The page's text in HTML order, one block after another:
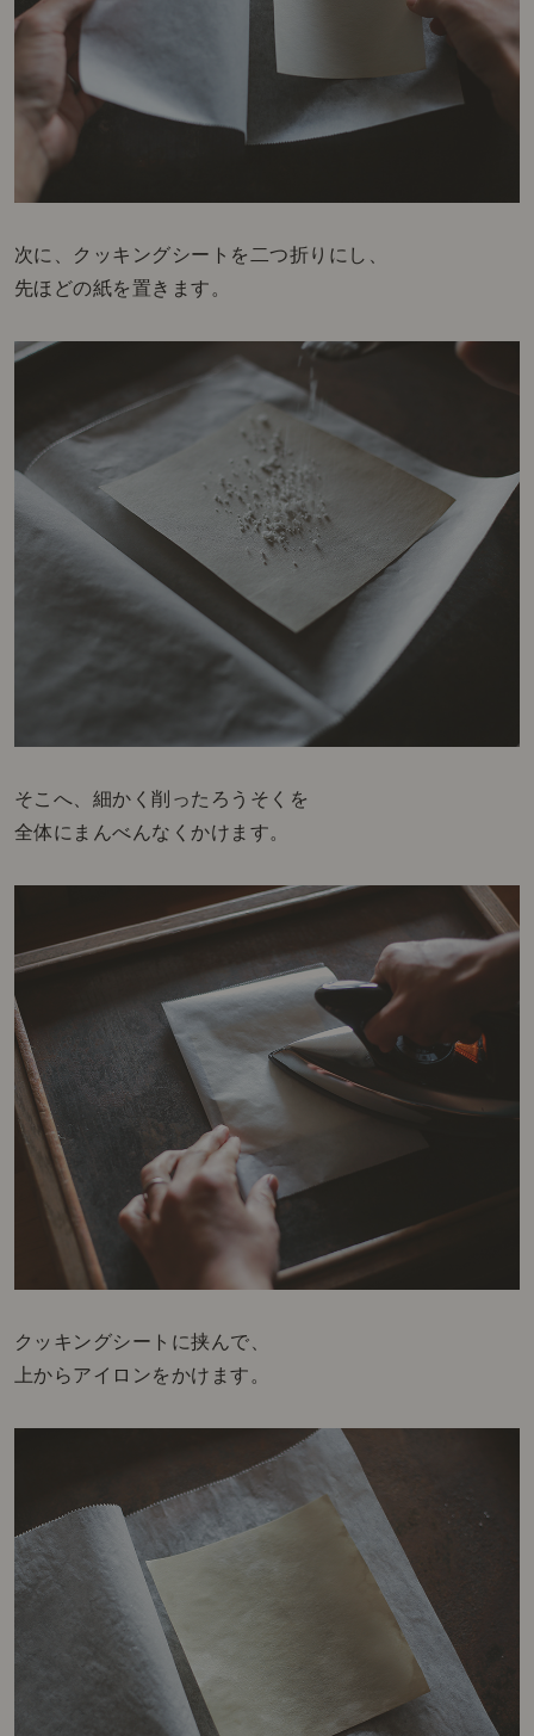
次に、クッキングシートを二つ折りにし、
先ほどの紙を置きます。
そこへ、細かく削ったろうそくを
全体にまんべんなくかけます。
クッキングシートに挟んで、
上からアイロンをかけます。